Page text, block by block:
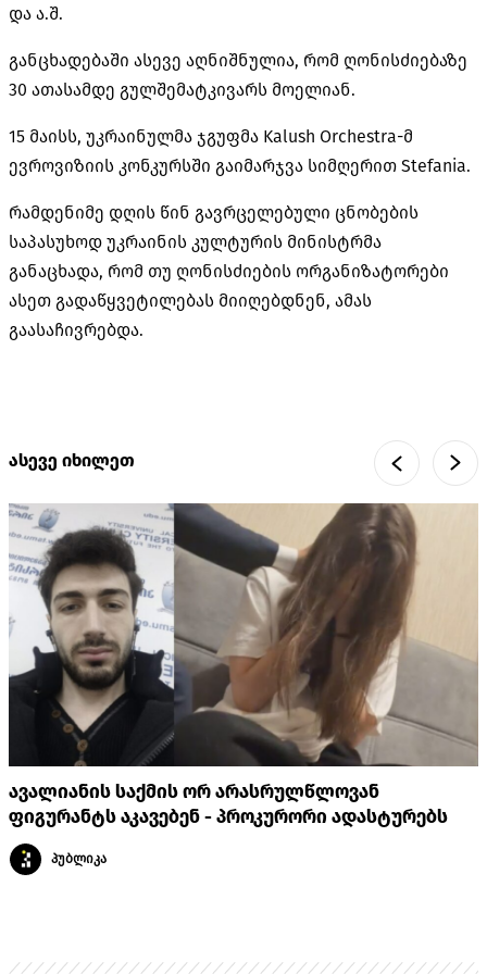
და ა.შ.
განცხადებაში ასევე აღნიშნულია, რომ ღონისძიებაზე
30 ათასამდე გულშემატკივარს მოელიან.
15 მაისს, უკრაინულმა ჯგუფმა Kalush Orchestra-მ
ევროვიზიის კონკურსში გაიმარჯვა სიმღერით Stefania.
რამდენიმე დღის წინ გავრცელებული ცნობების
საპასუხოდ უკრაინის კულტურის მინისტრმა
განაცხადა, რომ თუ ღონისძიების ორგანიზატორები
ასეთ გადაწყვეტილებას მიიღებდნენ, ამას
გაასაჩივრებდა.
ასევე იხილეთ
ავალიანის საქმის ორ არასრულწლოვან
ფიგურანტს აკავებენ - პროკურორი ადასტურებს
პუბლიკა